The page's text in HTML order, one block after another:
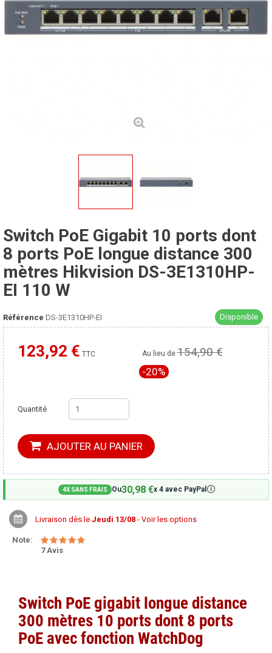
Switch PoE Gigabit 10 ports dont
8 ports PoE longue distance 300
mètres Hikvision DS-3E1310HP-
EI 110 W
Référence DS-3E1310HP-EI Disponible
123,92 € TTC
Moins cher ailleurs ? Au lieu de154,90 €
-20%
Quantité
AJOUTER AU PANIER
4X SANS FRAIS Ou30,98 €x 4 avec PayPal 🛈
Livraison dès le Jeudi 13/08 - Voir les options
Note:
7 Avis
Switch PoE gigabit longue distance
300 mètres 10 ports dont 8 ports
PoE avec fonction WatchDog